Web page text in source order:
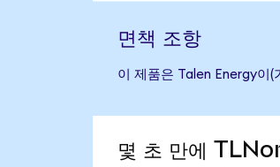
면책 조항
이 제품은 Talen Energy이(
몇 초 만에